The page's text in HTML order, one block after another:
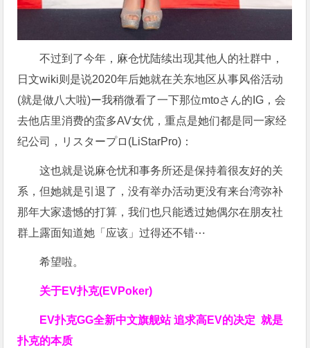
不过到了今年，麻仓忧陆续出现其他人的社群中，
日文wiki则是说2020年后她就在关东地区从事风俗活动
(就是做八大啦)ー我稍微看了一下那位mtoさん的IG，会
去他店里消费的蛮多AV女优，重点是她们都是同一家经
纪公司，リスタープロ(LiStarPro)：
这也就是说麻仓忧和事务所还是保持着很友好的关
系，但她就是引退了，没有举办活动更没有来台湾弥补
那年大家遗憾的打算，我们也只能透过她偶尔在朋友社
群上露面知道她「应该」过得还不错⋯
希望啦。
关于EV扑克(EVPoker)
EV扑克GG全新中文旗舰站追求高EV的决定就是
扑克的本质